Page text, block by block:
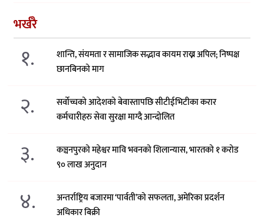
भर्खरै
१.
शान्ति, संयमता र सामाजिक सद्भाव कायम राख्न अपिल; निष्पक्ष
छानबिनको माग
२.
सर्वोच्चको आदेशको बेवास्तापछि सीटीईभिटीका करार
कर्मचारीहरु सेवा सुरक्षा माग्दै आन्दोलित
३.
कञ्चनपुरको महेश्वर मावि भवनको शिलान्यास, भारतको १ करोड
९० लाख अनुदान
४.
अन्तर्राष्ट्रिय बजारमा ‘पार्वती’को सफलता, अमेरिका प्रदर्शन
अधिकार बिक्री